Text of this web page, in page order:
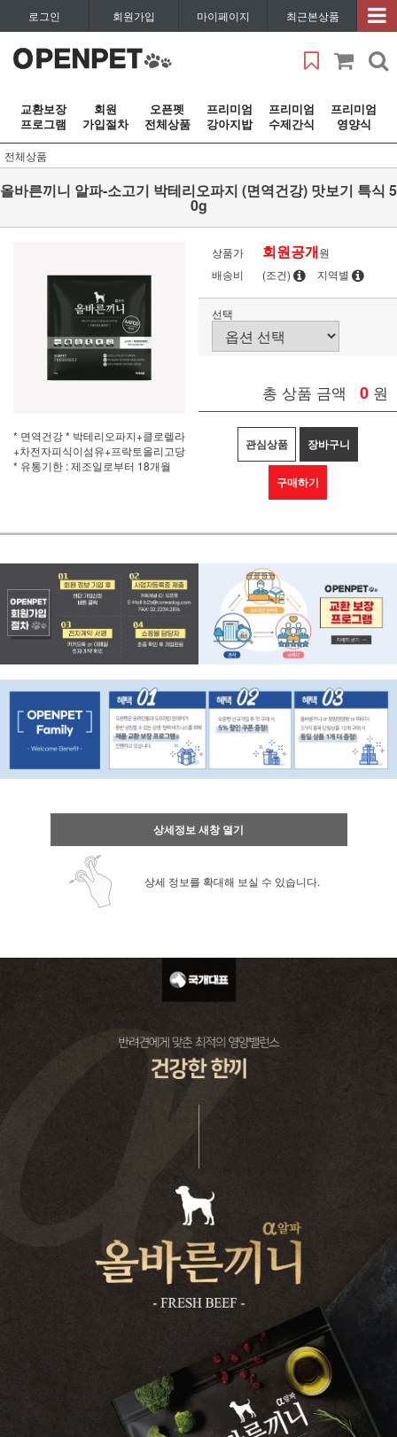
로그인 회원가입 마이페이지 최근본상품
교환보장
프로그램
회원
가입절차
오픈펫
전체상품
프리미엄
강아지밥
프리미엄
수제간식
프리미엄
영양식
전체상품
올바른끼니 알파-소고기 박테리오파지 (면역건강) 맛보기 특식 5
0g
* 면역건강 * 박테리오파지+클로렐라
+차전자피식이섬유+프락토올리고당
* 유통기한 : 제조일로부터 18개월
상품가 회원공개원
배송비
(조건) 지역별
선택
총 상품 금액 0 원
관심상품 장바구니
구매하기
상세정보 새창 열기
상세 정보를 확대해 보실 수 있습니다.